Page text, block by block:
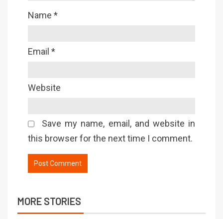
Name *
Email *
Website
Save my name, email, and website in
this browser for the next time I comment.
MORE STORIES